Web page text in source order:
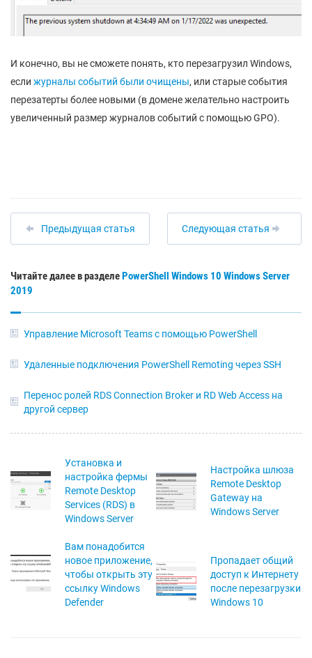
И конечно, вы не сможете понять, кто перезагрузил Windows,
если журналы событий были очищены, или старые события
перезатерты более новыми (в домене желательно настроить
увеличенный размер журналов событий с помощью GPO).
Предыдущая статья Следующая статья
Читайте далее в разделеPowerShell Windows 10 Windows Server
2019
Управление Microsoft Teams с помощью PowerShell
Удаленные подключения PowerShell Remoting через SSH
Перенос ролей RDS Connection Broker и RD Web Access на
другой сервер
Установка и
настройка фермы
Remote Desktop
Services (RDS) в
Windows Server
Настройка шлюза
Remote Desktop
Gateway на
Windows Server
Вам понадобится
новое приложение,
чтобы открыть эту
ссылку Windows
Defender
Пропадает общий
доступ к Интернету
после перезагрузки
Windows 10